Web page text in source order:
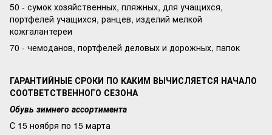
50 - сумок хозяйственных, пляжных, для учащихся,
портфелей учащихся, ранцев, изделий мелкой
кожгалантереи
70 - чемоданов, портфелей деловых и дорожных, папок
ГАРАНТИЙНЫЕ СРОКИ ПО КАКИМ ВЫЧИСЛЯЕТСЯ НАЧАЛО
СООТВЕТСТВЕННОГО СЕЗОНА
Обувь зимнего ассортимента
С 15 ноября по 15 марта